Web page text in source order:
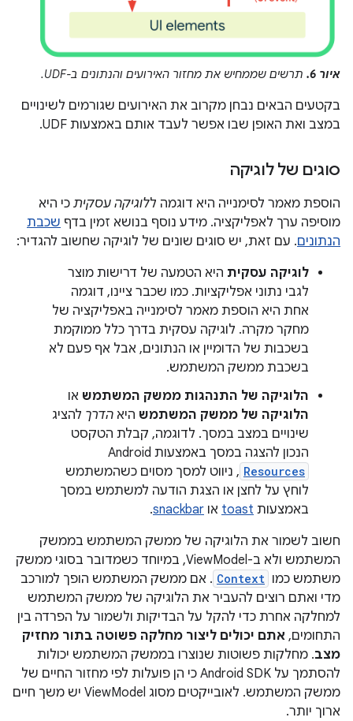
איור 6. תרשים שממחיש את מחזור האירועים והנתונים ב-UDF.
בקטעים הבאים נבחן מקרוב את האירועים שגורמים לשינויים
במצב ואת האופן שבו אפשר לעבד אותם באמצעות UDF.
סוגים של לוגיקה
הוספת מאמר לסימנייה היא דוגמה ללוגיקה עסקית כי היא
מוסיפה ערך לאפליקציה. מידע נוסף בנושא זמין בדף שכבת
הנתונים. עם זאת, יש סוגים שונים של לוגיקה שחשוב להגדיר:
לוגיקה עסקית היא הטמעה של דרישות מוצר
לגבי נתוני אפליקציות. כמו שכבר ציינו, דוגמה
אחת היא הוספת מאמר לסימנייה באפליקציה של
מחקר מקרה. לוגיקה עסקית בדרך כלל ממוקמת
בשכבות של הדומיין או הנתונים, אבל אף פעם לא
בשכבת ממשק המשתמש.
הלוגיקה של התנהגות ממשק המשתמש או
הלוגיקה של ממשק המשתמש היא הדרך להציג
שינויים במצב במסך. לדוגמה, קבלת הטקסט
הנכון להצגה במסך באמצעות Android
Resources , ניווט למסך מסוים כשהמשתמש
לוחץ על לחצן או הצגת הודעה למשתמש במסך
באמצעות toast או snackbar
.
חשוב לשמור את הלוגיקה של ממשק המשתמש בממשק
המשתמש ולא ב-ViewModel, במיוחד כשמדובר בסוגי ממשק
משתמש כמו Context . אם ממשק המשתמש הופך למורכב
מדי ואתם רוצים להעביר את הלוגיקה של ממשק המשתמש
למחלקה אחרת כדי להקל על הבדיקות ולשמור על הפרדה בין
התחומים, אתם יכולים ליצור מחלקה פשוטה בתור מחזיק
מצב. מחלקות פשוטות שנוצרו בממשק המשתמש יכולות
להסתמך על Android SDK כי הן פועלות לפי מחזור החיים של
ממשק המשתמש. לאובייקטים מסוג ViewModel יש משך חיים
ארוך יותר.